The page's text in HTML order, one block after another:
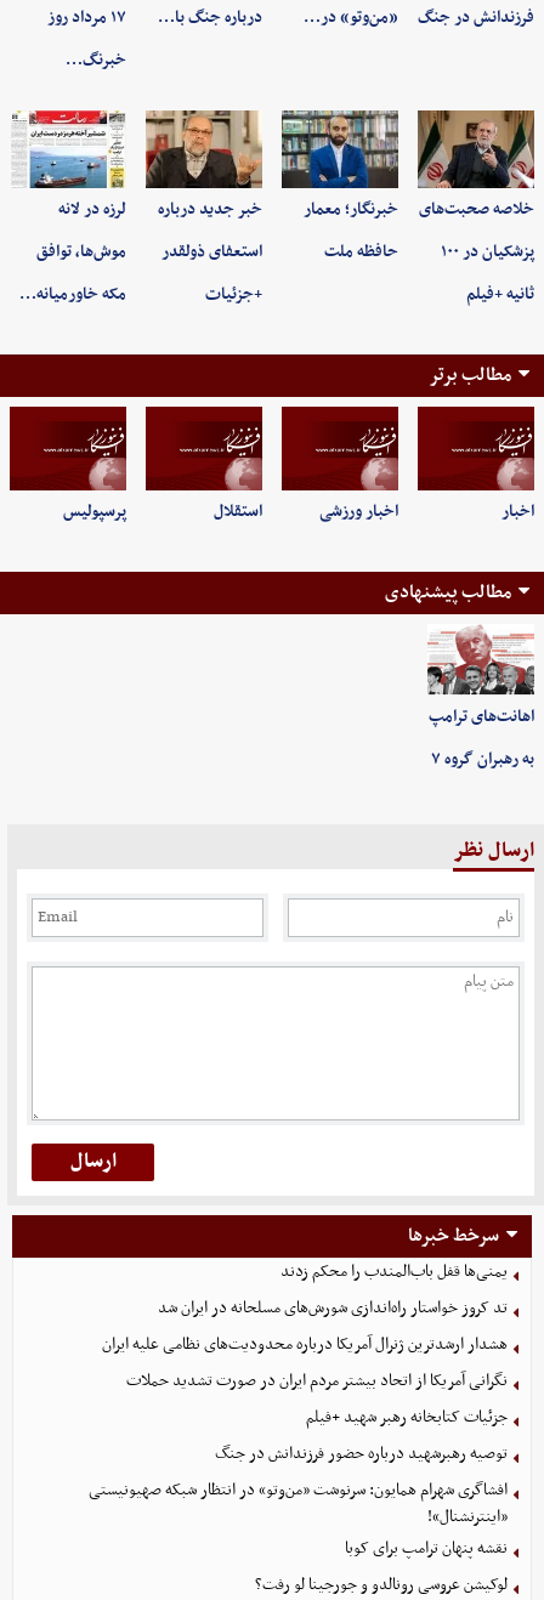
فرزندانش در جنگ «من‌وتو» در… درباره جنگ با…
۱۷ مرداد روز
خبرنگ…
خلاصه صحبت‌های
پزشکیان در ۱۰۰
ثانیه +فیلم
خبرنگار؛ معمار
حافظه ملت
خبر جدید درباره
استعفای ذولقدر
+جزئیات
لرزه در لانه
موش‌ها، توافق
مکه خاورمیانه…
مطالب برتر
اخبار اخبار ورزشی استقلال پرسپولیس
مطالب پیشنهادی
اهانت‌های ترامپ
به رهبران گروه ۷
ارسال نظر
سرخط خبرها
یمنی‌ها قفل باب‌المندب را محکم زدند
تد کروز خواستار راه‌اندازی شورش‌های مسلحانه در ایران شد
هشدار ارشدترین ژنرال آمریکا درباره محدودیت‌های نظامی علیه ایران
نگرانی آمریکا از اتحاد بیشتر مردم ایران در صورت تشدید حملات
جزئیات کتابخانه رهبر شهید +فیلم
توصیه رهبرشهید درباره حضور فرزندانش در جنگ
افشاگری شهرام همایون: سرنوشت «من‌وتو» در انتظار شبکه صهیونیستی
«اینترنشنال»!
نقشه پنهان ترامپ برای کوبا
لوکیشن عروسی رونالدو و جورجینا لو رفت؟